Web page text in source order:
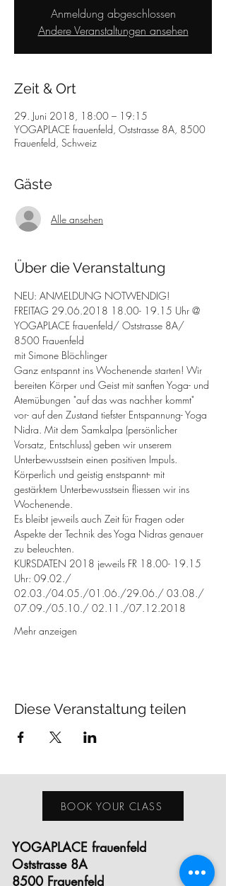
Anmeldung abgeschlossen
Andere Veranstaltungen ansehen
Zeit & Ort
29. Juni 2018, 18:00 – 19:15
YOGAPLACE frauenfeld, Oststrasse 8A, 8500
Frauenfeld, Schweiz
Gäste
Alle ansehen
Über die Veranstaltung
NEU: ANMELDUNG NOTWENDIG!
FREITAG 29.06.2018 18.00- 19.15 Uhr @
YOGAPLACE frauenfeld/ Oststrasse 8A/
8500 Frauenfeld
mit Simone Blöchlinger
Ganz entspannt ins Wochenende starten! Wir
bereiten Körper und Geist mit sanften Yoga- und
Atemübungen "auf das was nachher kommt"
vor- auf den Zustand tiefster Entspannung- Yoga
Nidra. Mit dem Samkalpa (persönlicher
Vorsatz, Entschluss) geben wir unserem
Unterbewusstsein einen positiven Impuls.
Körperlich und geistig enstspannt- mit
gestärktem Unterbewusstsein fliessen wir ins
Wochenende.
Es bleibt jeweils auch Zeit für Fragen oder
Aspekte der Technik des Yoga Nidras genauer
zu beleuchten.
KURSDATEN 2018 jeweils FR 18.00- 19.15
Uhr: 09.02./
02.03./04.05./01.06./29.06./ 03.08./
07.09./05.10./ 02.11./07.12.2018
Mehr anzeigen
Diese Veranstaltung teilen
BOOK YOUR CLASS
YOGAPLACE frauenfeld
Oststrasse 8A
8500 Frauenfeld